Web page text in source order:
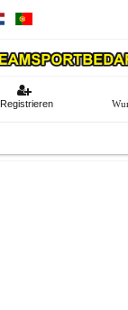
Registrieren